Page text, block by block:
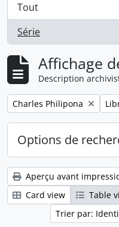
Tout
Série
, 1 résultats
Affichage
Description
Remove filter:
Charles Philipona
Options de
Aperçu avant
Card view
Table
Trier par: